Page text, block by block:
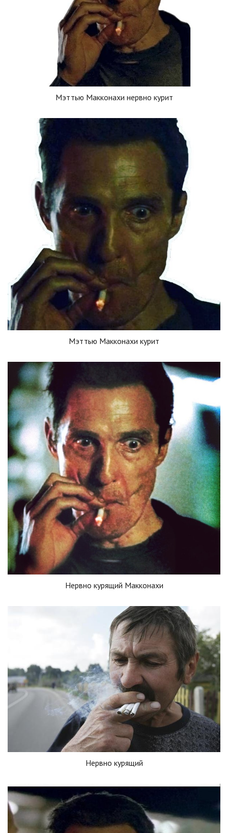
Мэттью Макконахи нервно курит
Мэттью Макконахи курит
Нервно курящий Макконахи
Нервно курящий